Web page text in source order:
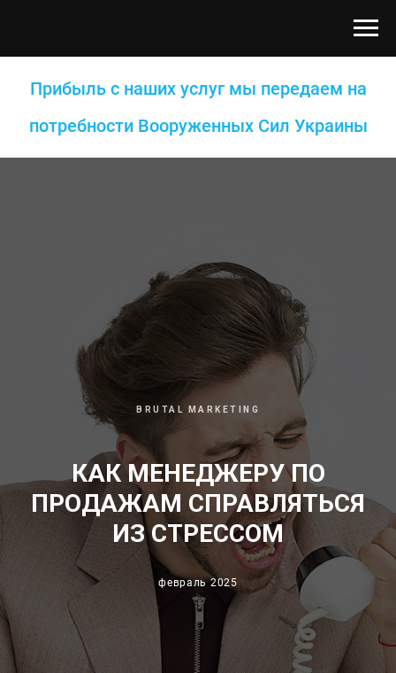
Прибыль с наших услуг мы передаем на
потребности Вооруженных Сил Украины
BRUTAL MARKETING
КАК МЕНЕДЖЕРУ ПО
ПРОДАЖАМ СПРАВЛЯТЬСЯ
ИЗ СТРЕССОМ
февраль 2025